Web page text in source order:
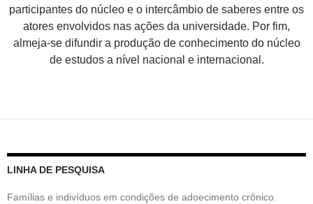
participantes do núcleo e o intercâmbio de saberes entre os
atores envolvidos nas ações da universidade. Por fim,
almeja-se difundir a produção de conhecimento do núcleo
de estudos a nível nacional e internacional.
LINHA DE PESQUISA
Famílias e indivíduos em condições de adoecimento crônico.